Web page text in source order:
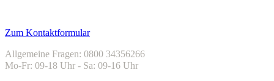
Zum Kontaktformular
Allgemeine Fragen: 0800 34356266
Mo-Fr: 09-18 Uhr - Sa: 09-16 Uhr